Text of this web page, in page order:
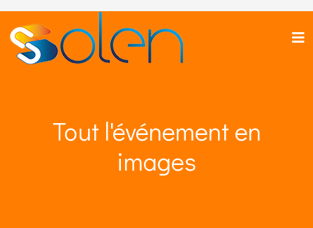
Tout l'événement en
images